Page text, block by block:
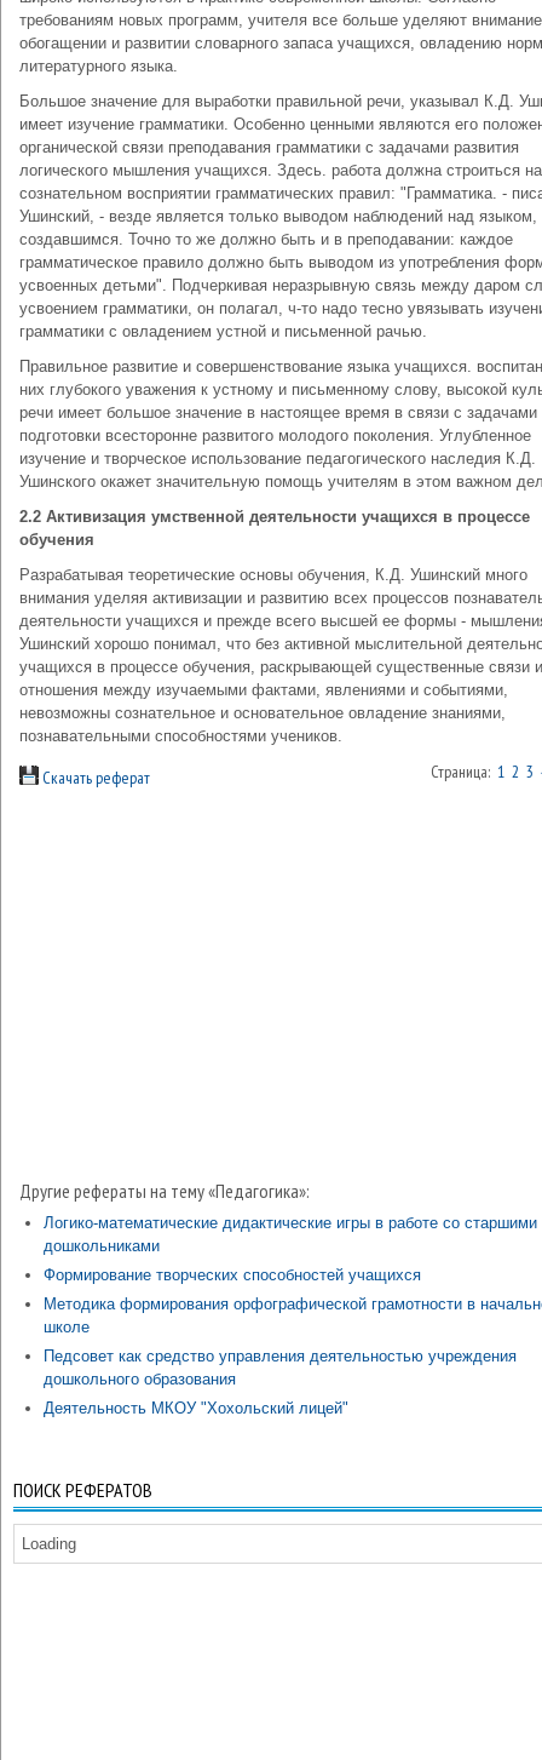
требованиям новых программ, учителя все больше уделяют внимание
обогащении и развитии словарного запаса учащихся, овладению
литературного языка.
Большое значение для выработки правильной речи, указывал К.Д.
имеет изучение грамматики. Особенно ценными являются его
органической связи преподавания грамматики с задачами развития
логического мышления учащихся. Здесь. работа должна строиться на
сознательном восприятии грамматических правил: "Грамматика. -
Ушинский, - везде является только выводом наблюдений над языком,
создавшимся. Точно то же должно быть и в преподавании: каждое
грамматическое правило должно быть выводом из употребления
усвоенных детьми". Подчеркивая неразрывную связь между даром
усвоением грамматики, он полагал, ч-то надо тесно увязывать
грамматики с овладением устной и письменной рачью.
Правильное развитие и совершенствование языка учащихся.
них глубокого уважения к устному и письменному слову, высокой
речи имеет большое значение в настоящее время в связи с задачами
подготовки всесторонне развитого молодого поколения. Углубленное
изучение и творческое использование педагогического наследия К.Д.
Ушинского окажет значительную помощь учителям в этом важном
2.2 Активизация умственной деятельности учащихся в процессе
обучения
Разрабатывая теоретические основы обучения, К.Д. Ушинский много
внимания уделяя активизации и развитию всех процессов
деятельности учащихся и прежде всего высшей ее формы -
Ушинский хорошо понимал, что без активной мыслительной
учащихся в процессе обучения, раскрывающей существенные связи и
отношения между изучаемыми фактами, явлениями и событиями,
невозможны сознательное и основательное овладение знаниями,
познавательными способностями учеников.
Скачать реферат Страница: 1 2 3
Другие рефераты на тему «Педагогика»:
Логико-математические дидактические игры в работе со старшими
дошкольниками
Формирование творческих способностей учащихся
Методика формирования орфографической грамотности в
школе
Педсовет как средство управления деятельностью учреждения
дошкольного образования
Деятельность МКОУ "Хохольский лицей"
ПОИСК РЕФЕРАТОВ
Loading